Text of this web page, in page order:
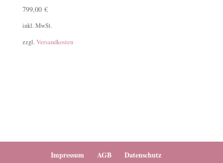
799,00 €
inkl. MwSt.
zzgl. Versandkosten
Impressum AGB
Datenschutz